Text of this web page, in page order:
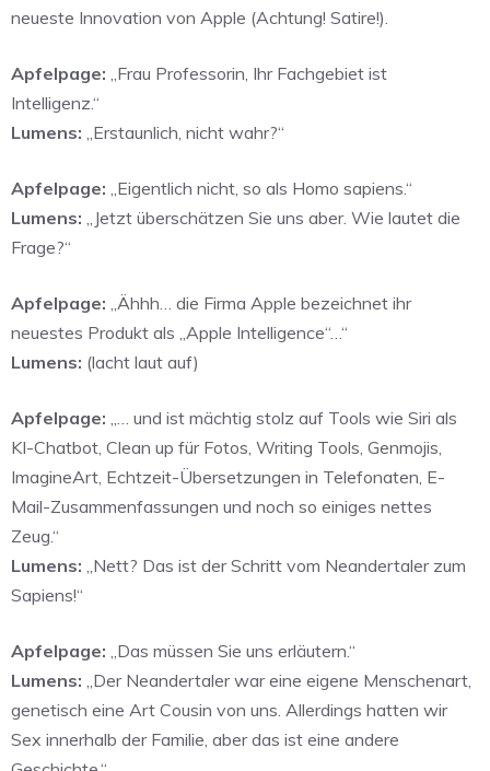
neueste Innovation von Apple (Achtung! Satire!).
Apfelpage: „Frau Professorin, Ihr Fachgebiet ist
Intelligenz.“
Lumens: „Erstaunlich, nicht wahr?“
Apfelpage: „Eigentlich nicht, so als Homo sapiens.“
Lumens: „Jetzt überschätzen Sie uns aber. Wie lautet die
Frage?“
Apfelpage: „Ähhh… die Firma Apple bezeichnet ihr
neuestes Produkt als „Apple Intelligence“…“
Lumens: (lacht laut auf)
Apfelpage: „… und ist mächtig stolz auf Tools wie Siri als
KI-Chatbot, Clean up für Fotos, Writing Tools, Genmojis,
ImagineArt, Echtzeit-Übersetzungen in Telefonaten, E-
Mail-Zusammenfassungen und noch so einiges nettes
Zeug.“
Lumens: „Nett? Das ist der Schritt vom Neandertaler zum
Sapiens!“
Apfelpage: „Das müssen Sie uns erläutern.“
Lumens: „Der Neandertaler war eine eigene Menschenart,
genetisch eine Art Cousin von uns. Allerdings hatten wir
Sex innerhalb der Familie, aber das ist eine andere